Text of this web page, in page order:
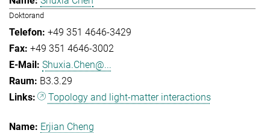
Doktorand
+49 351 4646-3429
+49 351 4646-3002
Shuxia.Chen@...
B3.3.29
Topology and light-matter interactions
Erjian Cheng